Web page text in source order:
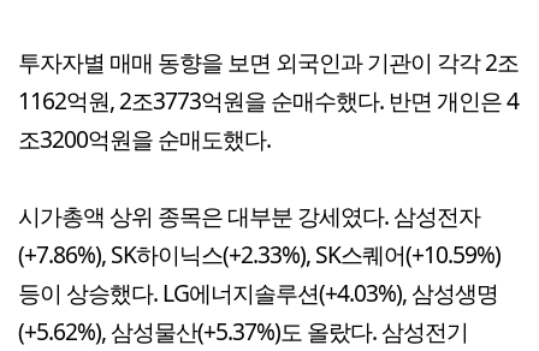
투자자별 매매 동향을 보면 외국인과 기관이 각각 2조
1162억원, 2조3773억원을 순매수했다. 반면 개인은 4
조3200억원을 순매도했다.
시가총액 상위 종목은 대부분 강세였다. 삼성전자
(+7.86%), SK하이닉스(+2.33%), SK스퀘어(+10.59%)
등이 상승했다. LG에너지솔루션(+4.03%), 삼성생명
(+5.62%), 삼성물산(+5.37%)도 올랐다. 삼성전기